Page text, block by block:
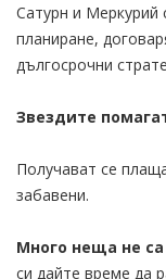
Сатурн и Меркурий
планиране,
дългосрочни
Звездите
Получават се
забавени.
Много неща не
си дайте време да